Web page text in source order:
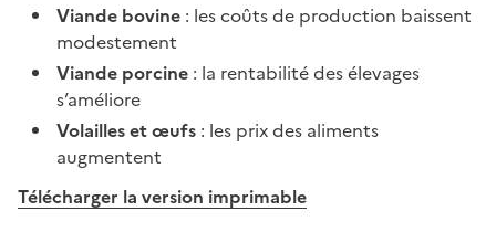
Viande bovine : les coûts de production baissent
modestement
Viande porcine : la rentabilité des élevages
s’améliore
Volailles et œufs : les prix des aliments
augmentent
Télécharger la version imprimable